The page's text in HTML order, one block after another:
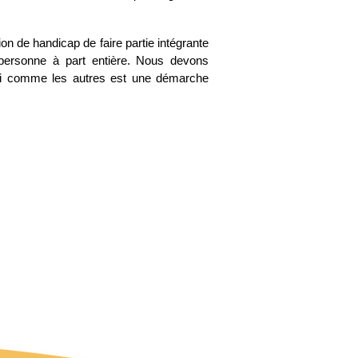
de handicap de faire partie intégrante
à part entière. Nous devons
comme les autres est une démarche